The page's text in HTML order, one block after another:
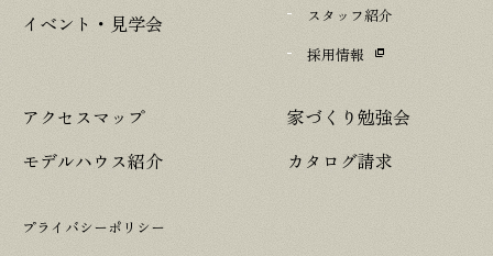
イベント・見学会
スタッフ紹介
採用情報
アクセスマップ
モデルハウス紹介
家づくり勉強会
カタログ請求
プライバシーポリシー